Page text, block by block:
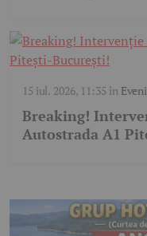
15 iul. 2026, 11:35 în
Breaking!
Autostrada A1